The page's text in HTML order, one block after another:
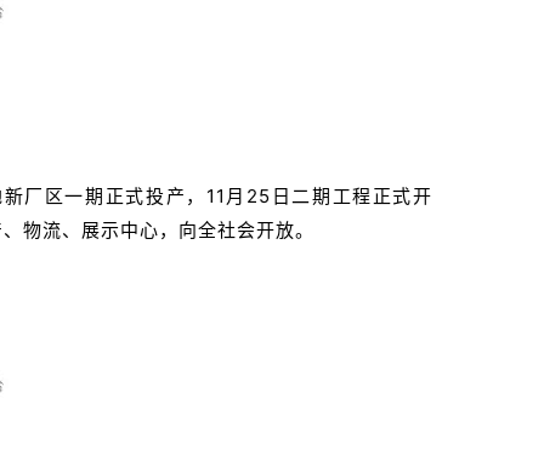
厂区一期正式投产，11月25日二期工程正式开
物流、展示中心，向全社会开放。